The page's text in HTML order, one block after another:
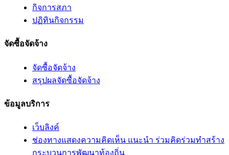
กิจการสภา
ปฏิทินกิจกรรม
จัดซื้อจัดจ้าง
จัดซื้อจัดจ้าง
สรุปผลจัดซื้อจัดจ้าง
ข้อมูลบริการ
เว็บลิงค์
ช่องทางแสดงความคิดเห็น แนะนำ ร่วมคิดร่วมทำสร้าง
กระบวนการพัฒนาท้องถิ่น